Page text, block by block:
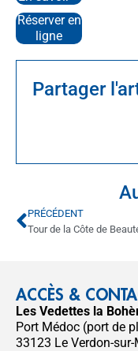
Réserver en
ligne
Partager
PRÉCÉDENT
ACCÈS &
Les Vedettes la
Port Médoc (port de
33123 Le Verdon-sur-